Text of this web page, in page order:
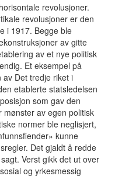
revolusjoner.
revolusjoner er den
i 1917. Begge ble
av gitte
av et nye politisk
Et eksempel på
av Det tredje riket i
etablerte statsledelsen
som gav den
av egen politisk
normer ble neglisjert,
kunne
Det gjaldt å redde
Verst gikk det ut over
og yrkesmessig